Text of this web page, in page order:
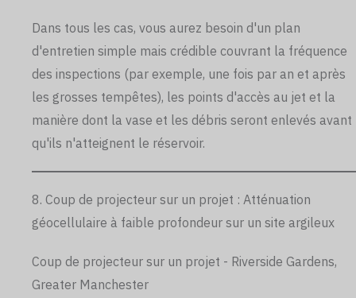
Dans tous les cas, vous aurez besoin d'un plan
d'entretien simple mais crédible couvrant la fréquence
des inspections (par exemple, une fois par an et après
les grosses tempêtes), les points d'accès au jet et la
manière dont la vase et les débris seront enlevés avant
qu'ils n'atteignent le réservoir.
8. Coup de projecteur sur un projet : Atténuation
géocellulaire à faible profondeur sur un site argileux
Coup de projecteur sur un projet - Riverside Gardens,
Greater Manchester